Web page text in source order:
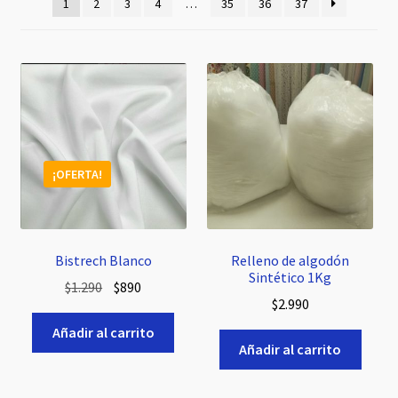
1
2 3 4 … 35 36 37
Bistrech Blanco
¡OFERTA!
$1.290 El
precio
original
era:
$890
precio
actual
es:
Añadir al carrito
Relleno de algodón
Sintético 1Kg
$2.990
Añadir al carrito